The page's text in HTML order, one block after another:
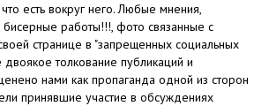
есть вокруг него. Любые мнения,
бисерные работы!!!, фото связанные с
странице в "запрещенных социальных
толкование публикаций и
нами как пропаганда одной из сторон
принявшие участие в обсуждениях